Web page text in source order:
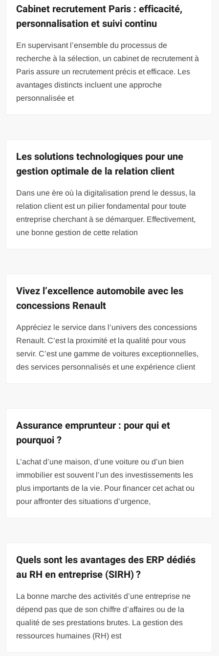
Cabinet recrutement Paris : efficacité,
personnalisation et suivi continu
En supervisant l’ensemble du processus de
recherche à la sélection, un cabinet de recrutement à
Paris assure un recrutement précis et efficace. Les
avantages distincts incluent une approche
personnalisée et
Les solutions technologiques pour une
gestion optimale de la relation client
Dans une ère où la digitalisation prend le dessus, la
relation client est un pilier fondamental pour toute
entreprise cherchant à se démarquer. Effectivement,
une bonne gestion de cette relation
Vivez l’excellence automobile avec les
concessions Renault
Appréciez le service dans l’univers des concessions
Renault. C’est la proximité et la qualité pour vous
servir. C’est une gamme de voitures exceptionnelles,
des services personnalisés et une expérience client
Assurance emprunteur : pour qui et
pourquoi ?
L’achat d’une maison, d’une voiture ou d’un bien
immobilier est souvent l’un des investissements les
plus importants de la vie. Pour financer cet achat ou
pour affronter des situations d’urgence,
Quels sont les avantages des ERP dédiés
au RH en entreprise (SIRH) ?
La bonne marche des activités d’une entreprise ne
dépend pas que de son chiffre d’affaires ou de la
qualité de ses prestations brutes. La gestion des
ressources humaines (RH) est